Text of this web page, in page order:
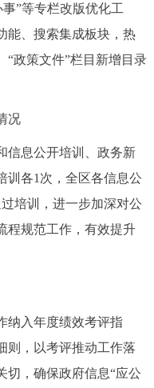
”等专栏改版优化工
能、搜索集成板块，热
“政策文件”栏目新增目录
况
息公开培训、政务新
训各1次，全区各信息公
培训，进一步加深对公
程规范工作，有效提升
入年度绩效考评指
则，以考评推动工作落
切，确保政府信息“应公